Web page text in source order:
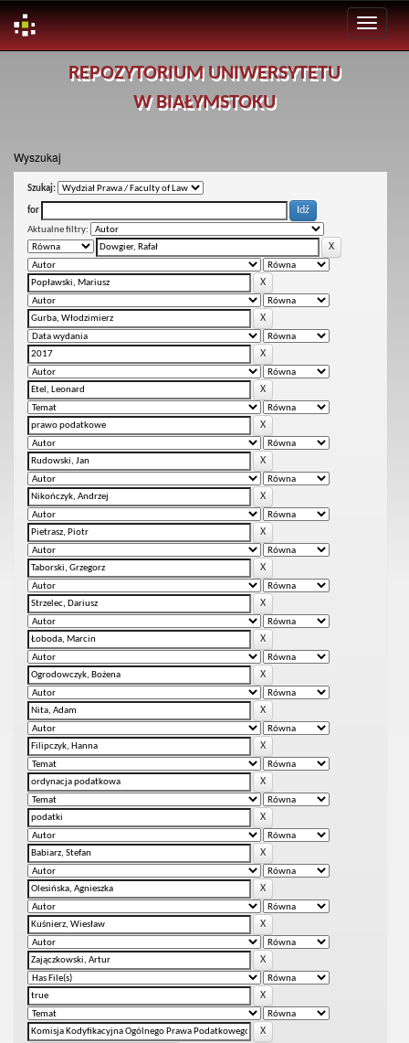
REPOZYTORIUM UNIWERSYTETU
W BIAŁYMSTOKU
Wyszukaj
Szukaj:
for
Aktualne filtry: